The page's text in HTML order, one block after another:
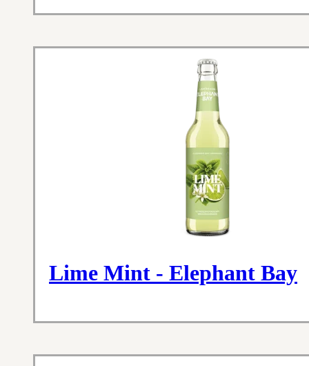
Lime Mint - Elephant Bay